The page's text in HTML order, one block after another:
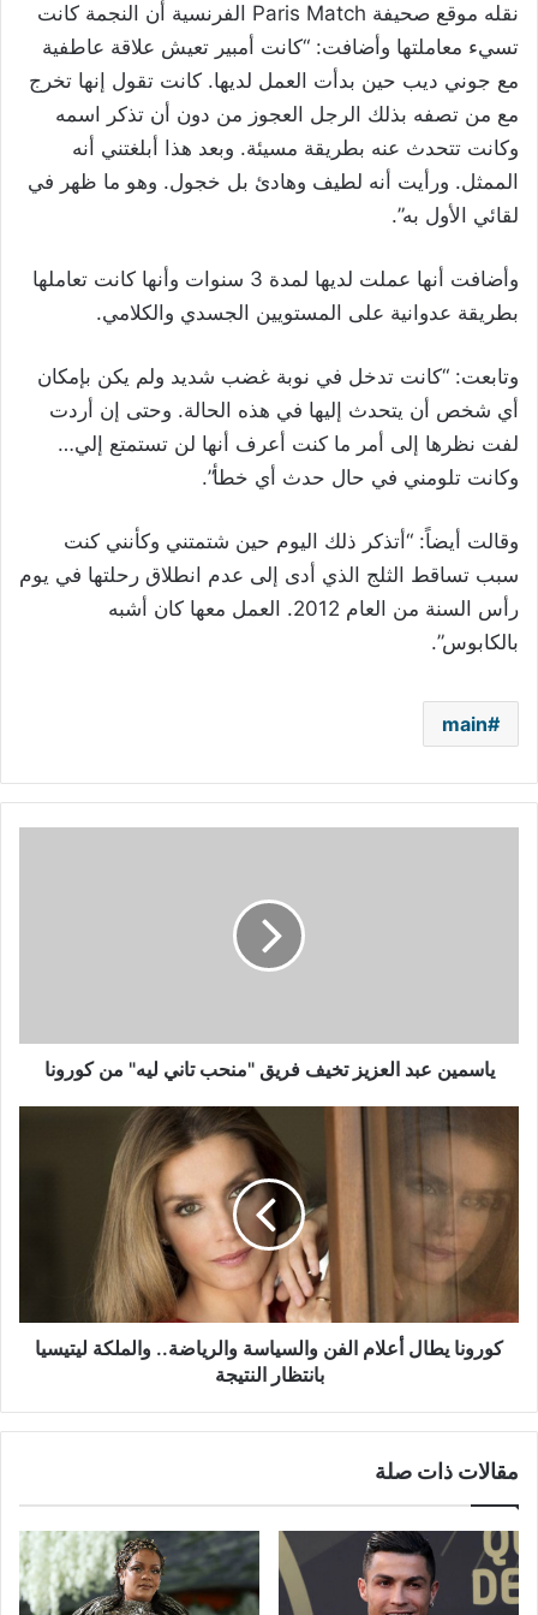
نقله موقع صحيفة Paris Match الفرنسية أن النجمة كانت
تسيء معاملتها وأضافت: “كانت أمبير تعيش علاقة عاطفية
مع جوني ديب حين بدأت العمل لديها. كانت تقول إنها تخرج
مع من تصفه بذلك الرجل العجوز من دون أن تذكر اسمه
وكانت تتحدث عنه بطريقة مسيئة. وبعد هذا أبلغتني أنه
الممثل. ورأيت أنه لطيف وهادئ بل خجول. وهو ما ظهر في
لقائي الأول به”.
وأضافت أنها عملت لديها لمدة 3 سنوات وأنها كانت تعاملها
بطريقة عدوانية على المستويين الجسدي والكلامي.
وتابعت: “كانت تدخل في نوبة غضب شديد ولم يكن بإمكان
أي شخص أن يتحدث إليها في هذه الحالة. وحتى إن أردت
لفت نظرها إلى أمر ما كنت أعرف أنها لن تستمتع إلي…
وكانت تلومني في حال حدث أي خطأ”.
وقالت أيضاً: “أتذكر ذلك اليوم حين شتمتني وكأنني كنت
سبب تساقط الثلج الذي أدى إلى عدم انطلاق رحلتها في يوم
رأس السنة من العام 2012. العمل معها كان أشبه
بالكابوس”.
main
من
كوروناياسمين عبد العزيز تخيف فريق "منحب تاني ليه" من كورونا
يطال
الفن
والسياسة
والرياضة..
والملكة
بانتظار
النتيجة
كورونا يطال أعلام الفن والسياسة والرياضة.. والملكة ليتيسيا
بانتظار النتيجة
مقالات ذات صلة